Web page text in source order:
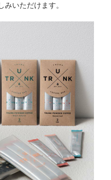
みいただけます。